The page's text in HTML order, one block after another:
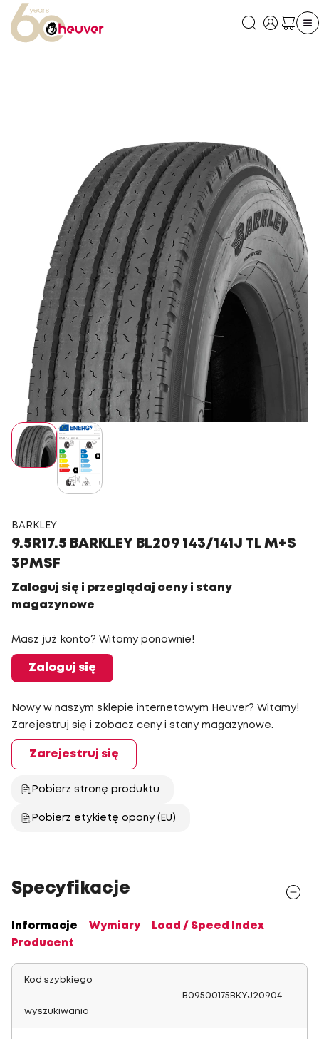
BARKLEY
9.5R17.5 BARKLEY BL209 143/141J TL M+S
3PMSF
Zaloguj się i przeglądaj ceny i stany
magazynowe
Masz już konto? Witamy ponownie!
Zaloguj się
Nowy w naszym sklepie internetowym Heuver? Witamy!
Zarejestruj się i zobacz ceny i stany magazynowe.
Zarejestruj się
Pobierz stronę produktu
Pobierz etykietę opony (EU)
Specyfikacje
Informacje Wymiary
Load / Speed Index
Producent
Kod szybkiego
wyszukiwania
B09500175BKYJ20904